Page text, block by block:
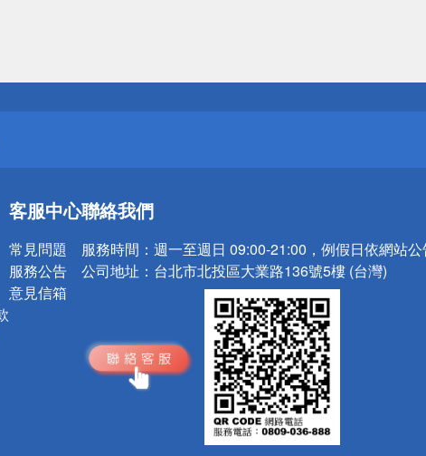
請小心！
請小心！
客服中心
常見問題
服務公告
意見信箱
聯絡我們
服務時間： 週一至週日 09:00-21:00，例假日依網站
公司地址： 台北市北投區大業路136號5樓 (台灣)